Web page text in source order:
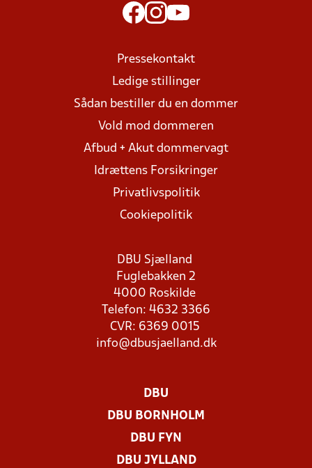
Pressekontakt
Ledige stillinger
Sådan bestiller du en dommer
Vold mod dommeren
Afbud + Akut dommervagt
Idrættens Forsikringer
Privatlivspolitik
Cookiepolitik
DBU Sjælland
Fuglebakken 2
4000 Roskilde
Telefon: 4632 3366
CVR: 6369 0015
info@dbusjaelland.dk
DBU
DBU BORNHOLM
DBU FYN
DBU JYLLAND